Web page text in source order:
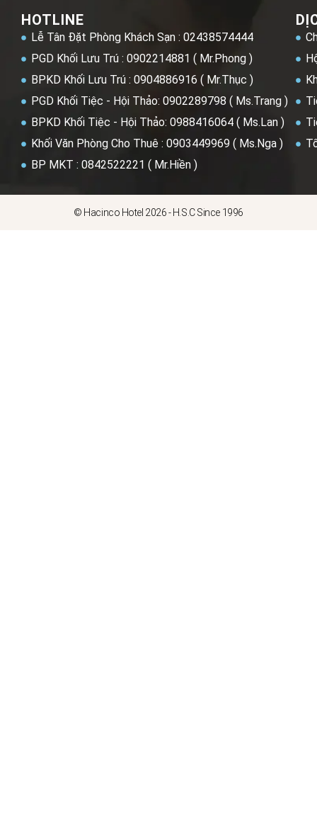
HOTLINE
Lễ Tân Đặt Phòng Khách Sạn : 02438574444
PGD Khối Lưu Trú : 0902214881 ( Mr.Phong )
BPKD Khối Lưu Trú : 0904886916 ( Mr.Thục )
PGD Khối Tiệc - Hội Thảo: 0902289798 ( Ms.Trang )
BPKD Khối Tiệc - Hội Thảo: 0988416064 ( Ms.Lan )
Khối Văn Phòng Cho Thuê : 0903449969 ( Ms.Nga )
BP MKT : 0842522221 ( Mr.Hiền )
© Hacinco Hotel 2026 - H.S.C Since 1996